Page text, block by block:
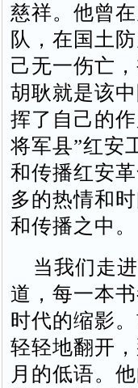
慈祥。他曾
队，在国土
己无一伤亡
胡耿就是该
挥了自己的
将军县”红安
和传播红安
多的热情和
和传播之中。
当我们走进
道，每一本
时代的缩影
轻轻地翻开
月的低语。